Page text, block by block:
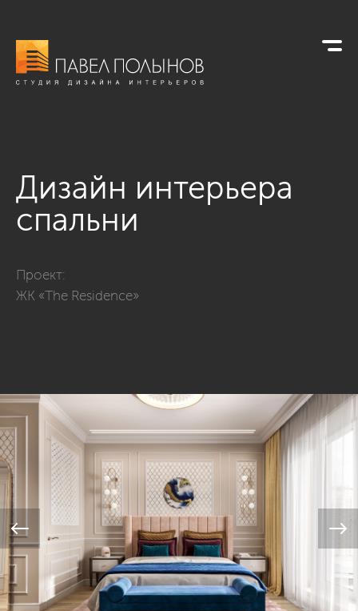
Дизайн интерьера
спальни
Проект:
ЖК «The Residence»